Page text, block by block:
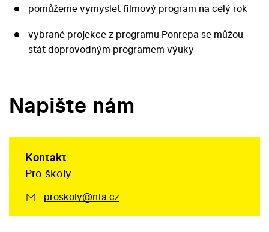
pomůžeme vymyslet filmový program na celý rok
vybrané projekce z programu Ponrepa se můžou
stát doprovodným programem výuky
Napište nám
Kontakt
Pro školy
proskoly@nfa.cz